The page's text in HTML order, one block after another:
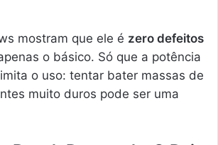
mostram que ele é zero defeitos
o básico. Só que a potência
o uso: tentar bater massas de
muito duros pode ser uma